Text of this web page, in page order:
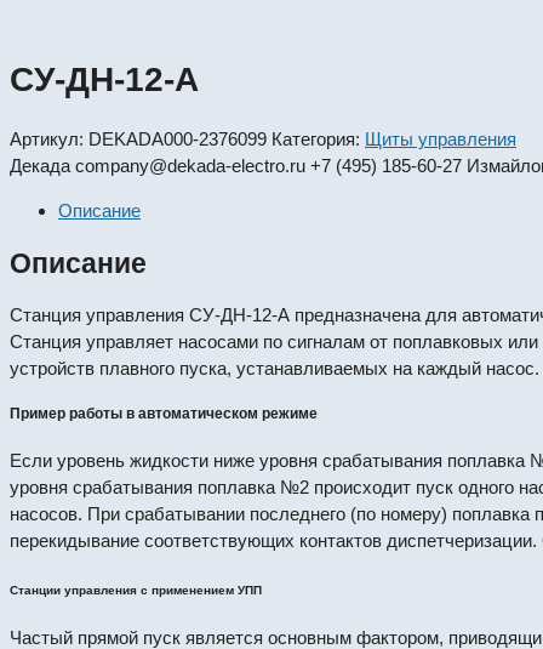
СУ-ДН-12-А
Артикул: DEKADA000-2376099 Категория: Щиты управления
Декада company@dekada-electro.ru +7 (495) 185-60-27
Описание
Описание
Станция управления СУ-ДН-12-А предназначена для
Станция управляет насосами по сигналам от поплавковых
устройств плавного пуска, устанавливаемых на каждый насос.
Пример работы в автоматическом режиме
Если уровень жидкости ниже уровня срабатывания поплавка
уровня срабатывания поплавка №2 происходит пуск одного
насосов. При срабатывании последнего (по номеру)
перекидывание соответствующих контактов
Станции управления с применением УПП
Частый прямой пуск является основным фактором,